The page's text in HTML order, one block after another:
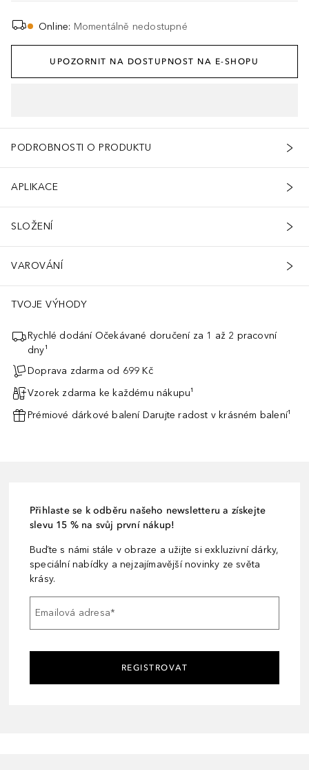
Online: Momentálně nedostupné
UPOZORNIT NA DOSTUPNOST NA E-SHOPU
PODROBNOSTI O PRODUKTU
APLIKACE
SLOŽENÍ
VAROVÁNÍ
TVOJE VÝHODY
Rychlé dodání Očekávané doručení za 1 až 2 pracovní
dny¹
Doprava zdarma od 699 Kč
Vzorek zdarma ke každému nákupu¹
Prémiové dárkové balení Darujte radost v krásném balení¹
Přihlaste se k odběru našeho newsletteru a získejte
slevu 15 % na svůj první nákup!
Buďte s námi stále v obraze a užijte si exkluzivní dárky,
speciální nabídky a nejzajímavější novinky ze světa
krásy.
Emailová adresa*
REGISTROVAT